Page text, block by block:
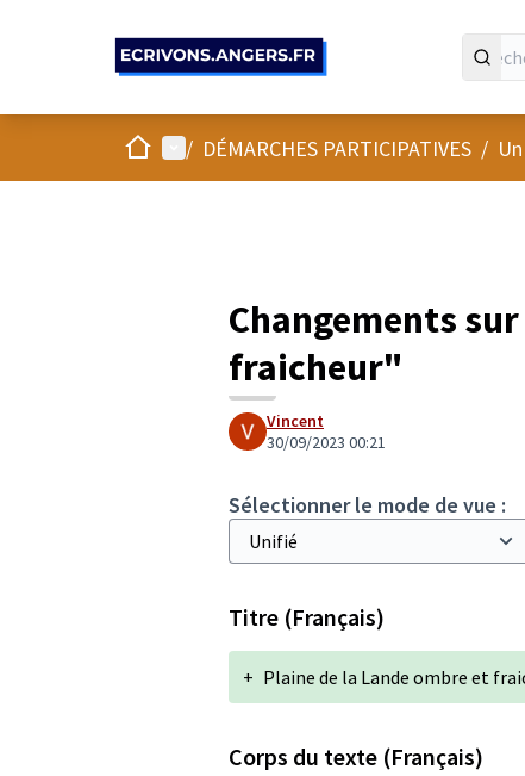
AccueilMenu principal
/ DÉMARCHES PARTICIPATIVES /
Changements
fraicheur"
Vincent
30/09/2023 00:21
Sélectionner le mode de vue :
Titre (Français)
+ Plaine de la Lande ombre et
Corps du texte (Français)